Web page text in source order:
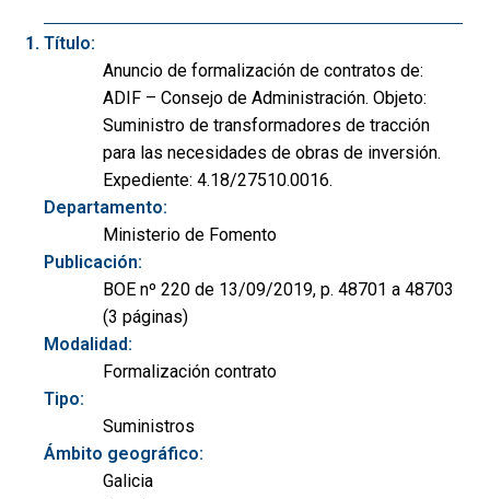
Título:
Anuncio de formalización de contratos de:
ADIF – Consejo de Administración. Objeto:
Suministro de transformadores de tracción
para las necesidades de obras de inversión.
Expediente: 4.18/27510.0016.
Departamento:
Ministerio de Fomento
Publicación:
BOE nº 220 de 13/09/2019, p. 48701 a 48703
(3 páginas)
Modalidad:
Formalización contrato
Tipo:
Suministros
Ámbito geográfico:
Galicia